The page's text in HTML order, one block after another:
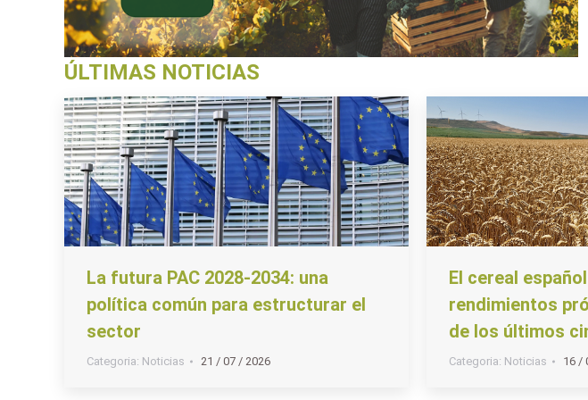
ÚLTIMAS NOTICIAS
La futura PAC 2028-2034: una
política común para estructurar el
sector
Categoria: Noticias 21 / 07 / 2026
El cereal
rendimientos
de los últimos
Categoria: Noticias 16 /